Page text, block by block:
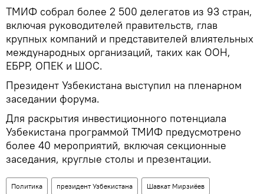
ТМИФ собрал более 2 500 делегатов из 93 стран,
включая руководителей правительств, глав
крупных компаний и представителей влиятельных
международных организаций, таких как ООН,
ЕБРР, ОПЕК и ШОС.
Президент Узбекистана выступил на пленарном
заседании форума.
Для раскрытия инвестиционного потенциала
Узбекистана программой ТМИФ предусмотрено
более 40 мероприятий, включая секционные
заседания, круглые столы и презентации.
Политика президент Узбекистана Шавкат Мирзиёев